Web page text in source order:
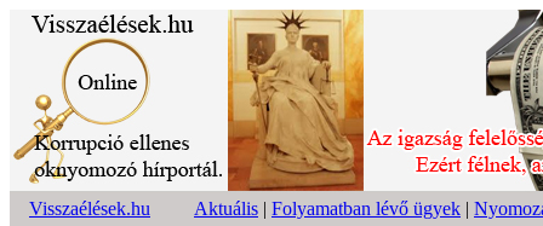
Visszaélések.hu Aktuális | Folyamatban lévő ügyek |